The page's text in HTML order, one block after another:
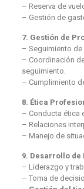
– Reserva de
– Gestión de
7. Gestión de
– Seguimiento
– Coordinación
seguimiento.
– Cumplimiento
8. Ética
– Conducta ética
– Relaciones
– Manejo de
9. Desarrollo
– Liderazgo y
– Toma de